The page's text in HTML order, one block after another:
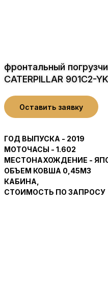
фронтальный
CATERPILLAR 901C2-
Оставить заявку
ГОД ВЫПУСКА - 2019
МОТОЧАСЫ - 1.602
МЕСТОНАХОЖДЕНИЕ -
ОБЪЕМ КОВША 0,45М3
КАБИНА,
СТОИМОСТЬ ПО ЗАПРОСУ